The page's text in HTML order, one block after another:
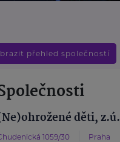
přehled společností
děti, z.ú.
1059/30 Praha